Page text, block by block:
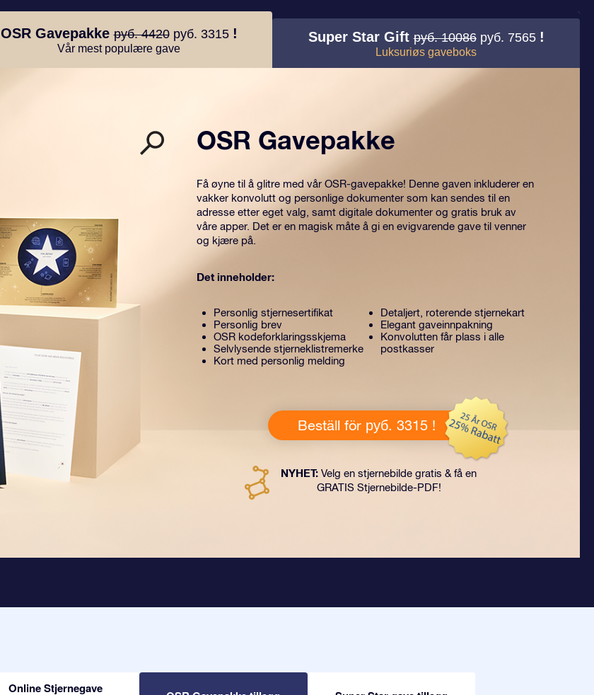
OSR Gavepakkeруб. 4420 руб. 3315 !
Vår mest populære gave
Super Star Giftруб. 10086 руб. 7565 !
Luksuriøs gaveboks
OSR Gavepakke
Få øyne til å glitre med vår OSR-gavepakke! Denne gaven inkluderer en
vakker konvolutt og personlige dokumenter som kan sendes til en
adresse etter eget valg, samt digitale dokumenter og gratis bruk av
våre apper. Det er en magisk måte å gi en evigvarende gave til venner
og kjære på.
Det inneholder:
Personlig stjernesertifikat
Personlig brev
OSR kodeforklaringsskjema
Selvlysende stjerneklistremerke
Kort med personlig melding
Detaljert, roterende stjernekart
Elegant gaveinnpakning
Konvolutten får plass i alle
postkasser
Beställ för руб. 3315 !
NYHET: Velg en stjernebilde gratis & få en
GRATIS Stjernebilde-PDF!
Online Stjernegave